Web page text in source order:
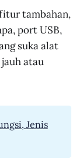
tambahan,
port USB,
suka alat
atau
Jenis